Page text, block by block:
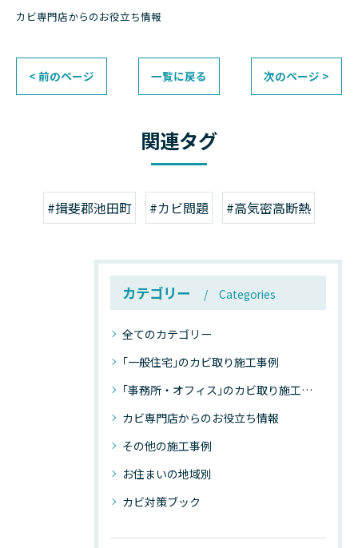
カビ専門店からのお役立ち情報
< 前のページ 一覧に戻る 次のページ >
関連タグ
#揖斐郡池田町 #カビ問題 #高気密高断熱
カテゴリー Categories
全てのカテゴリー
｢一般住宅｣のカビ取り施工事例
｢事務所・オフィス｣のカビ取り施工事例
カビ専門店からのお役立ち情報
その他の施工事例
お住まいの地域別
カビ対策ブック